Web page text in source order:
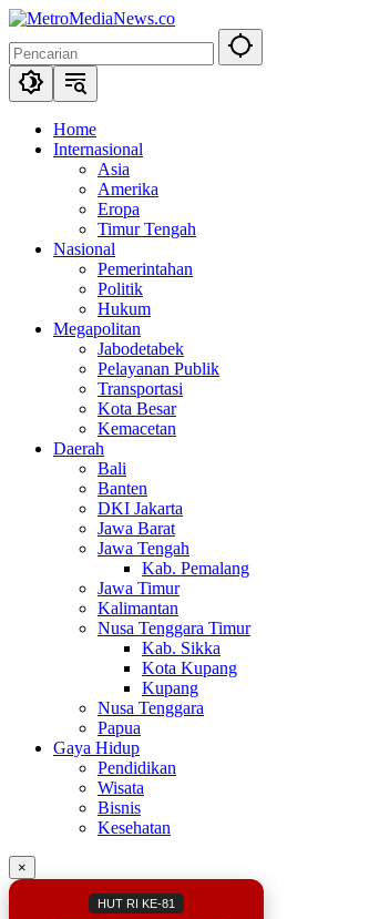
Langsung
konten
Home
Internasional
Asia
Amerika
Eropa
Timur Tengah
Nasional
Pemerintahan
Politik
Hukum
Megapolitan
Jabodetabek
Pelayanan Publik
Transportasi
Kota Besar
Kemacetan
Daerah
Bali
Banten
DKI Jakarta
Jawa Barat
Jawa Tengah
Kab. Pemalang
Jawa Timur
Kalimantan
Nusa Tenggara Timur
Kab. Sikka
Kota Kupang
Kupang
Nusa Tenggara
Papua
Gaya Hidup
Pendidikan
Wisata
Bisnis
Kesehatan
×
HUT RI KE-81